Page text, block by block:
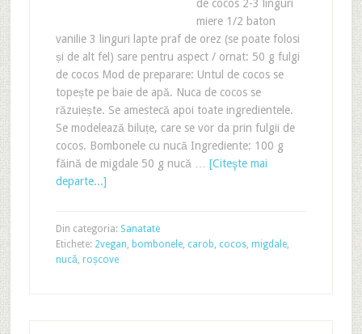
de cocos 2-3 linguri
miere 1/2 baton
vanilie 3 linguri lapte praf de orez (se poate folosi
și de alt fel) sare pentru aspect / ornat: 50 g fulgi
de cocos Mod de preparare: Untul de cocos se
topește pe baie de apă. Nuca de cocos se
răzuiește. Se amestecă apoi toate ingredientele.
Se modelează biluțe, care se vor da prin fulgii de
cocos. Bombonele cu nucă Ingrediente: 100 g
făină de migdale 50 g nucă … [Citeşte mai
departe...]
Din categoria: Sanatate
Etichete: 2vegan, bombonele, carob, cocos, migdale,
nucă, roșcove